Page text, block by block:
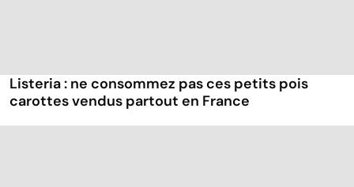
Listeria : ne consommez pas ces petits pois
carottes vendus partout en France